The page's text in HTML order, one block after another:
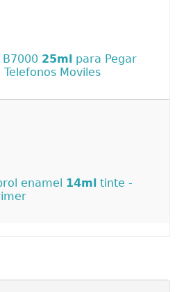
25ml para Pegar
Moviles
enamel 14ml tinte -